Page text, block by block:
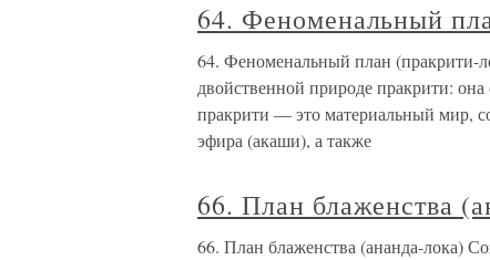
64. Феноменальный
64. Феноменальный план (пракрити-
двойственной природе пракрити:
пракрити — это материальный мир,
эфира (акаши), а также
66. План блаженства
66. План блаженства (ананда-лока)